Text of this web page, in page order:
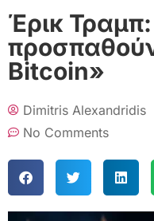
Έρικ
Bitcoin»
Dimitris Alexandridis
No Comments